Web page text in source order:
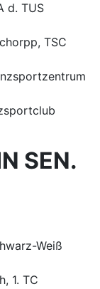
d. TUS
TSC
SEN.
Weiß
1. TC